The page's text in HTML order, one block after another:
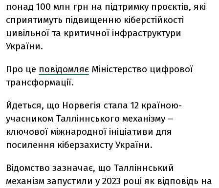
понад 100 млн грн на підтримку проєктів, які
сприятимуть підвищенню кіберстійкості
цивільної та критичної інфраструктури
України.
Про це повідомляє Міністерство цифрової
трансформації.
Йдеться, що Норвегія стала 12 країною-
учасником Талліннського механізму –
ключової міжнародної ініціативи для
посилення кіберзахисту України.
Відомство зазначає, що Талліннський
механізм запустили у 2023 році як відповідь на